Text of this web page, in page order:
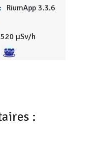
RiumApp 3.3.6
µSv/h
: